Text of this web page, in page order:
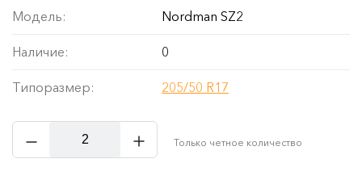
Модель: Nordman SZ2
Наличие: 0
Типоразмер: 205/50 R17
Только четное количество